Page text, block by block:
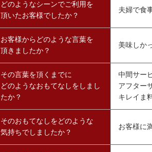
どのようなシーンでご利用を
頂いたお客様でしたか？
夫婦で食
お客様からどのような言葉を
頂きましたか？
美味しか
その言葉を頂くまでに
どのようなおもてなしをしまし
たか？
中間サー
アフター
キレイま
そのおもてなしをどのような
気持ちでしましたか？
お客様に